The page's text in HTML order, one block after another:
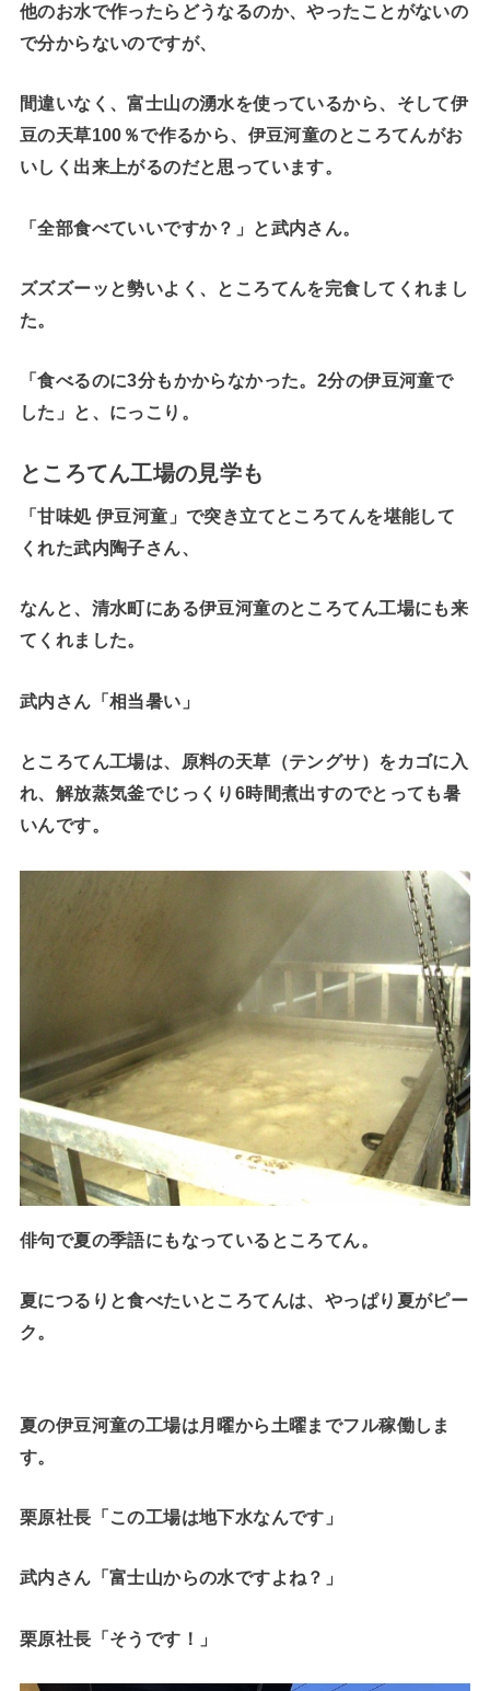
他のお水で作ったらどうなるのか、やったことがないの
で分からないのですが、
間違いなく、富士山の湧水を使っているから、そして伊
豆の天草100％で作るから、伊豆河童のところてんがお
いしく出来上がるのだと思っています。
「全部食べていいですか？」と武内さん。
ズズズーッと勢いよく、ところてんを完食してくれまし
た。
「食べるのに3分もかからなかった。2分の伊豆河童で
した」と、にっこり。
ところてん工場の見学も
「甘味処 伊豆河童」で突き立てところてんを堪能して
くれた武内陶子さん、
なんと、清水町にある伊豆河童のところてん工場にも来
てくれました。
武内さん「相当暑い」
ところてん工場は、原料の天草（テングサ）をカゴに入
れ、解放蒸気釜でじっくり6時間煮出すのでとっても暑
いんです。
俳句で夏の季語にもなっているところてん。
夏につるりと食べたいところてんは、やっぱり夏がピー
ク。
夏の伊豆河童の工場は月曜から土曜までフル稼働しま
す。
栗原社長「この工場は地下水なんです」
武内さん「富士山からの水ですよね？」
栗原社長「そうです！」